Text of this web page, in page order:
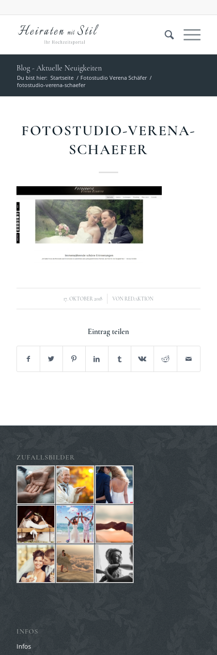
Blog - Aktuelle Neuigkeiten
Du bist hier: Startseite / Fotostudio Verena Schäfer /
fotostudio-verena-schaefer
FOTOSTUDIO-VERENA-
SCHAEFER
17. OKTOBER 2018
/ VON REDAKTION
Eintrag teilen
ZUFALLSBILDER
INFOS
Infos